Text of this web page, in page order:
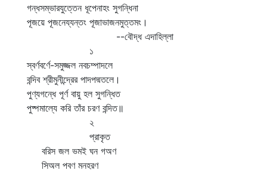
গন্ধসম্ভারযুত্তেন ধূপেনাহং সুগন্ধিনা
পূজয়ে পূজনেয্যন্তং পূজাভাজনমুত্তমং।
--বৌদ্ধ এদাহিল্লা
১
স্বর্ণবর্ণে-সমুজ্জল নবচম্পাদলে
বন্দিব শ্রীমুনীন্দ্রের পাদপদ্মতলে।
পুণ্যগন্ধে পূর্ণ বায়ু হল সুগন্ধিত
পুষ্পমাল্যে করি তাঁর চরণ বন্দিত॥
২
প্রাকৃত
বরিস জল ভমই ঘন গঅণ
সিঅল পবণ মনহরণ